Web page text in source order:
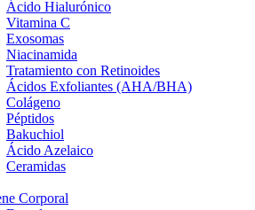
Ácido Hialurónico
Vitamina C
Exosomas
Niacinamida
Tratamiento con Retinoides
Ácidos Exfoliantes (AHA/BHA)
Colágeno
Péptidos
Bakuchiol
Ácido Azelaico
Ceramidas
Corporal